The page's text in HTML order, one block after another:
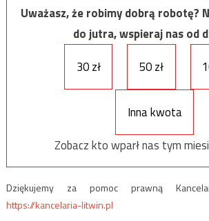
Uważasz, że robimy dobrą robotę?
do jutra, wspieraj nas od
30 zł
50 zł
Inna kwota
Zobacz kto wparł nas tym
Dziękujemy za pomoc prawną
https://kancelaria-litwin.pl